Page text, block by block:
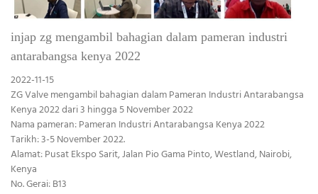
injap zg mengambil bahagian dalam pameran industri
antarabangsa kenya 2022
2022-11-15
ZG Valve mengambil bahagian dalam Pameran Industri Antarabangsa
Kenya 2022 dari 3 hingga 5 November 2022
Nama pameran: Pameran Industri Antarabangsa Kenya 2022
Tarikh: 3-5 November 2022.
Alamat: Pusat Ekspo Sarit, Jalan Pio Gama Pinto, Westland, Nairobi,
Kenya
No. Gerai: B13